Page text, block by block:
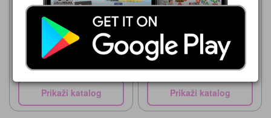
PerSu
29.07.-11.08.2026
129,99 din
Deterdžent tečni Mer
Prikaži katalog
PerSu
29.07.-11.08.2026
179,99 din
Deterdžent tečni Fairy 450 ml
Prikaži katalog